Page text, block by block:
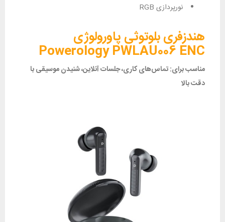
نورپردازی RGB
هندزفری بلوتوثی پاورولوژی
Powerology PWLAU006 ENC
مناسب برای: تماس‌های کاری، جلسات آنلاین، شنیدن موسیقی با
دقت بالا